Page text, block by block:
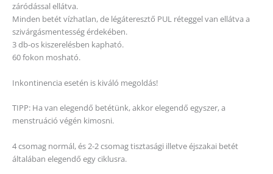
záródással ellátva.
Minden betét vízhatlan, de légáteresztő PUL réteggel van ellátva a
szivárgásmentesség érdekében.
3 db-os kiszerelésben kapható.
60 fokon mosható.
Inkontinencia esetén is kiváló megoldás!
TIPP: Ha van elegendő betétünk, akkor elegendő egyszer, a
menstruáció végén kimosni.
4 csomag normál, és 2-2 csomag tisztasági illetve éjszakai betét
általában elegendő egy ciklusra.